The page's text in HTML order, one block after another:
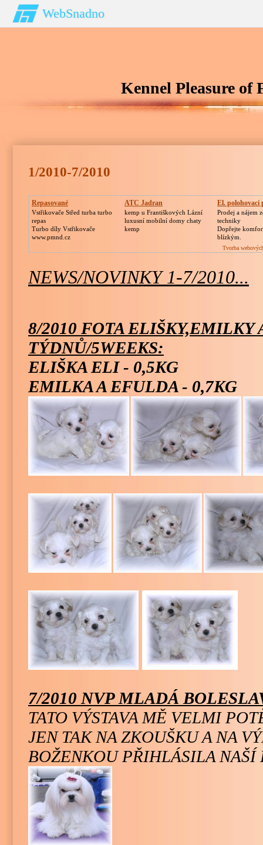
WebSnadno
Kennel Pleasure of
1/2010-7/2010
Repasované
Turbodmychadlo
Vstřikovače Střed turba turbo
repas
Turbo díly Vstřikovače
www.pmnd.cz
ATC Jadran
kemp u Františkových Lázní
luxusní mobilní domy chaty
kemp
El. polohovací
Prodej a nájem
techniky
Dopřejte
blízkým.
Tvorba
NEWS/NOVINKY 1-7/2010...
8/2010 FOTA ELIŠKY,EMILKY
TÝDNŮ/5WEEKS:
ELIŠKA ELI - 0,5KG
EMILKA A EFULDA - 0,7KG
7/2010 NVP MLADÁ
TATO VÝSTAVA MĚ VELMI
JEN TAK NA ZKOUŠKU A NA
BOŽENKOU PŘIHLÁSILA